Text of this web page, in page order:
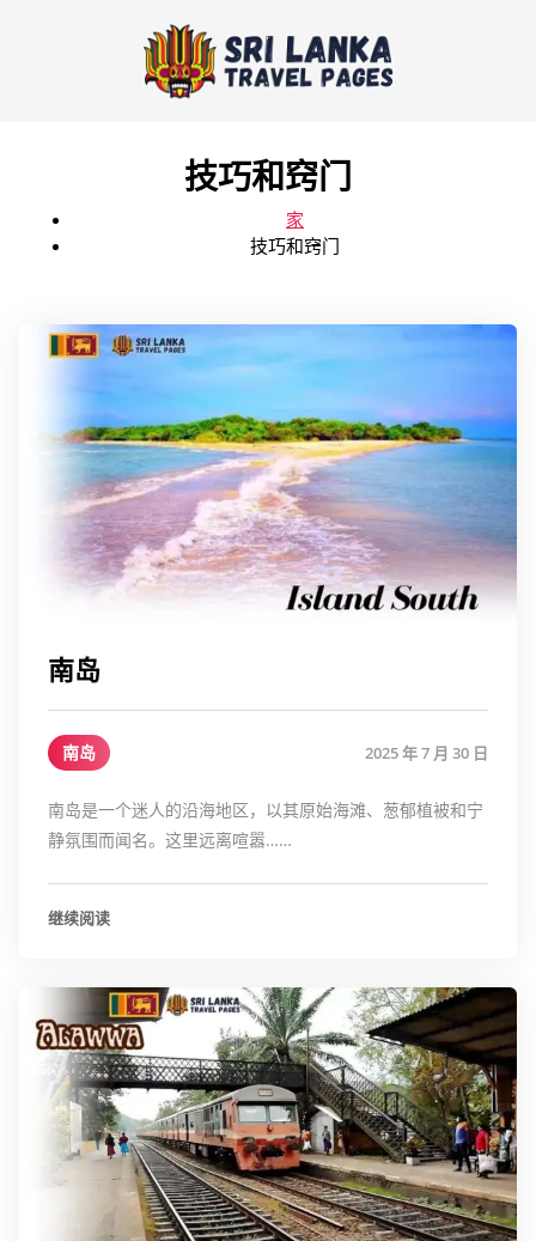
技巧和窍门
家
技巧和窍门
南岛
南岛 2025 年 7 月 30 日
南岛是一个迷人的沿海地区，以其原始海滩、葱郁植被和宁
静氛围而闻名。这里远离喧嚣……
继续阅读